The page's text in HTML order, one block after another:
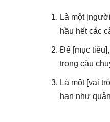
Là một
hầu hết các
Để [mục
trong câu
Là một [vai
hạn như